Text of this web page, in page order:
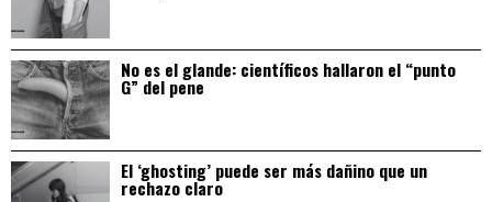
No es el glande: científicos hallaron el “punto
G” del pene
El ‘ghosting’ puede ser más dañino que un
rechazo claro